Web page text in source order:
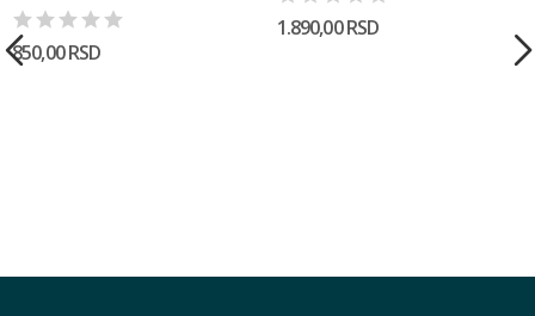
850,00 RSD
1.890,00 RSD